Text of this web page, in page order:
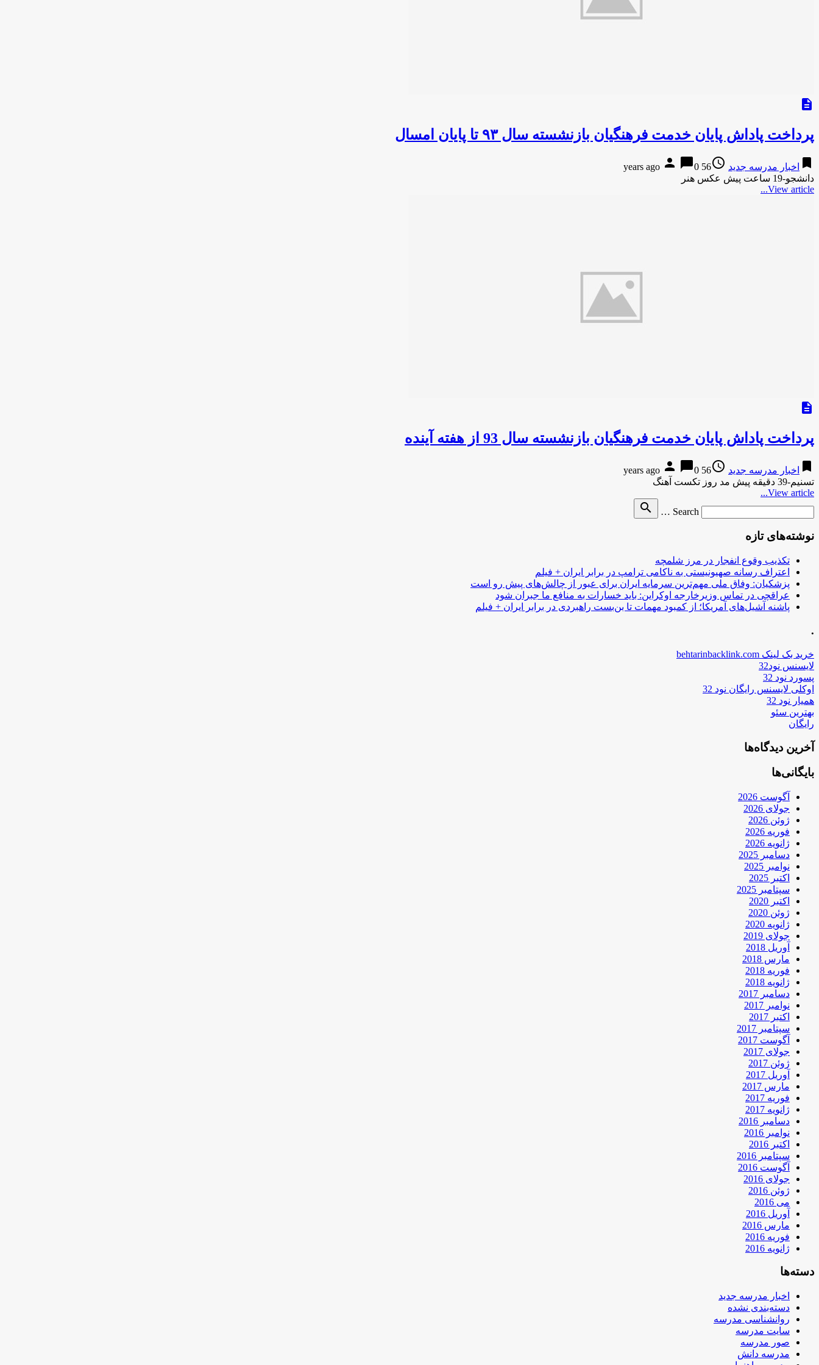
description
پرداخت پاداش پایان خدمت فرهنگیان بازنشسته سال ۹۳ تا پایان امسال
bookmark اخبار مدرسه جدید access_time
56 years ago
person chat_bubble0
دانشجو-19 ساعت پیش عکس هنر
View article...
description
پرداخت پاداش پایان خدمت فرهنگیان بازنشسته سال 93 از هفته آینده
bookmark اخبار مدرسه جدید access_time
56 years ago
person chat_bubble0
تسنیم-39 دقیقه پیش مد روز تکست آهنگ
View article...
Search …
search
نوشته‌های تازه
تکذیب وقوع انفجار در مرز شلمچه
اعتراف رسانه صهیونیستی به ناکامی ترامپ در برابر ایران + فیلم
پزشکیان: وفاق ملی مهم‌ترین سرمایه ایران برای عبور از چالش‌های پیش رو است
عراقچی در تماس وزیرخارجه اوکراین: باید خسارات به منافع ما جبران شود
پاشنه آشیل‌های آمریکا؛ از کمبود مهمات تا بن‌بست راهبردی در برابر ایران + فیلم
.
خرید بک لینک behtarinbacklink.com
لایسنس نود32
پسورد نود 32
اوکلی لایسنس رایگان نود 32
همیار نود 32
بهترین سئو
رایگان
آخرین دیدگاه‌ها
بایگانی‌ها
آگوست 2026
جولای 2026
ژوئن 2026
فوریه 2026
ژانویه 2026
دسامبر 2025
نوامبر 2025
اکتبر 2025
سپتامبر 2025
اکتبر 2020
ژوئن 2020
ژانویه 2020
جولای 2019
آوریل 2018
مارس 2018
فوریه 2018
ژانویه 2018
دسامبر 2017
نوامبر 2017
اکتبر 2017
سپتامبر 2017
آگوست 2017
جولای 2017
ژوئن 2017
آوریل 2017
مارس 2017
فوریه 2017
ژانویه 2017
دسامبر 2016
نوامبر 2016
اکتبر 2016
سپتامبر 2016
آگوست 2016
جولای 2016
ژوئن 2016
می 2016
آوریل 2016
مارس 2016
فوریه 2016
ژانویه 2016
دسته‌ها
اخبار مدرسه جدید
دسته‌بندی نشده
روانشناسی مدرسه
سایت مدرسه
صور مدرسه
مدرسه دانش